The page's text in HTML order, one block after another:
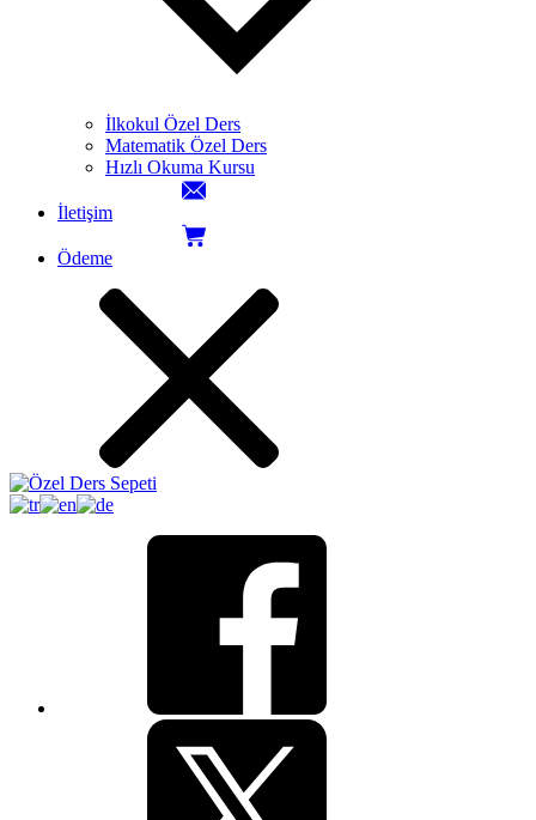
İlkokul Özel Ders
Matematik Özel Ders
Hızlı Okuma Kursu
İletişim
Ödeme